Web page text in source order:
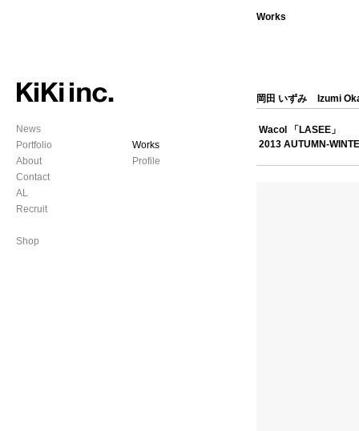
News
Portfolio
About
Contact
AL
Recruit
Shop
Works
Profile
Works
岡田 いずみ Izumi
Wacol 「LASEE」
2013 AUTUMN-